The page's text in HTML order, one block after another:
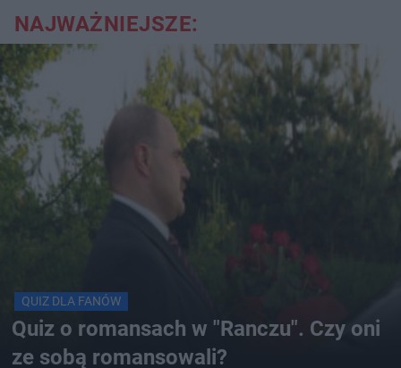
NAJWAŻNIEJSZE:
QUIZ DLA FANÓW
Quiz o romansach w "Ranczu". Czy oni
ze sobą romansowali?